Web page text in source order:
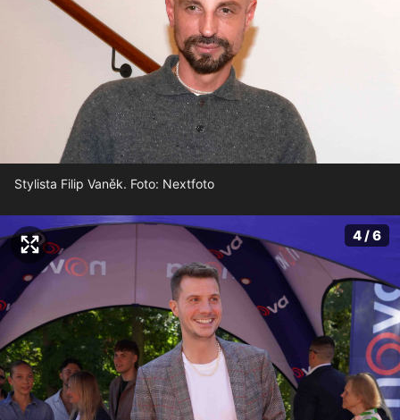
Stylista Filip Vaněk. Foto: Nextfoto
4 / 6